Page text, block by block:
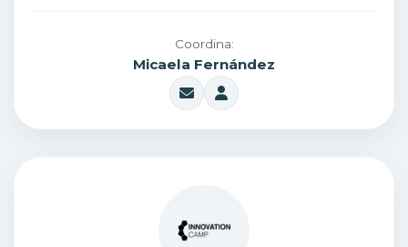
Coordina:
Micaela Fernández